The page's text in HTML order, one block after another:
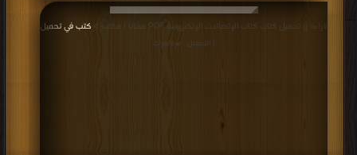
قراءة و تحميل كتاب كتاب الإتصالات الإلكترونية PDF مجانا | مكتبة > كتب في تحميل
| التحميل : مرة/مرات